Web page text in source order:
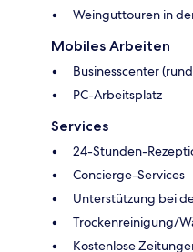
Weinguttouren in
Mobiles Arbeiten
Businesscenter
PC-Arbeitsplatz
Services
24-Stunden-
Concierge-Services
Unterstützung bei
Trockenreinigung/
Kostenlose